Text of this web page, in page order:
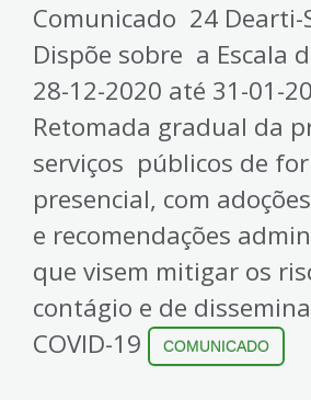
Comunicado 24 Dearti-
Dispõe sobre a Escala
28-12-2020 até 31-01-
Retomada gradual da
serviços públicos de
presencial, com
e recomendações
que visem mitigar os
contágio e de
COVID-19
COMUNICADO